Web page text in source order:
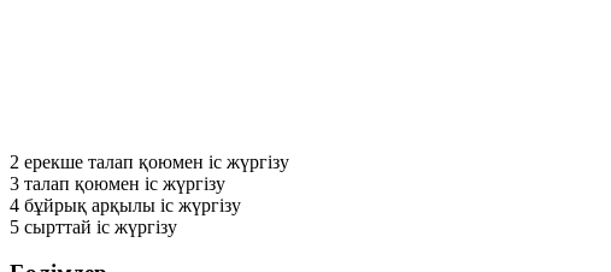
2 ерекше талап қоюмен іс жүргізу
3 талап қоюмен іс жүргізу
4 бұйрық арқылы іс жүргізу
5 сырттай іс жүргізу